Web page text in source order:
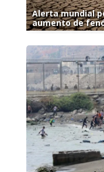
Alerta mundial
aumento de